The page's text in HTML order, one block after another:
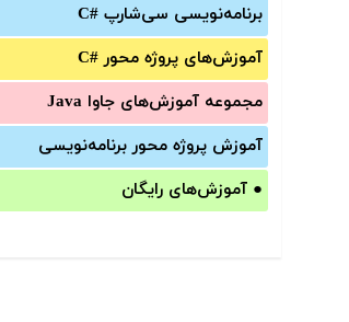
برنامه‌‌نویسی سی‌شارپ C#‎
آموزش‌های پروژه محور #C
مجموعه آموزش‌های جاوا Java
آموزش‌ پروژه محور برنامه‌نویسی
● آموزش‌های رایگان